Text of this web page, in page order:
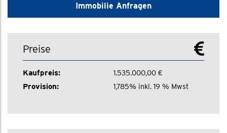
Immobilie Anfragen
Preise
Kaufpreis: 1.535.000,00 €
Provision: 1,785% inkl. 19 % Mwst